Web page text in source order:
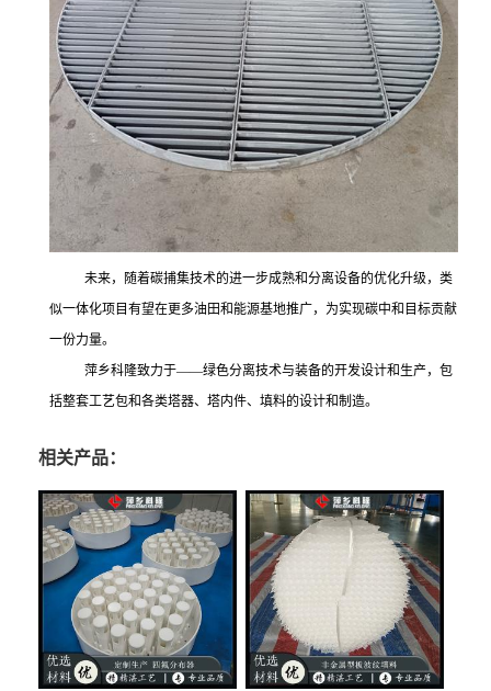
未来，随着碳捕集技术的进一步成熟和分离设备的优化升级，类
似一体化项目有望在更多油田和能源基地推广，为实现碳中和目标贡献
一份力量。
萍乡科隆致力于——绿色分离技术与装备的开发设计和生产，包
括整套工艺包和各类塔器、 塔内件、填料的设计和制造。
相关产品：